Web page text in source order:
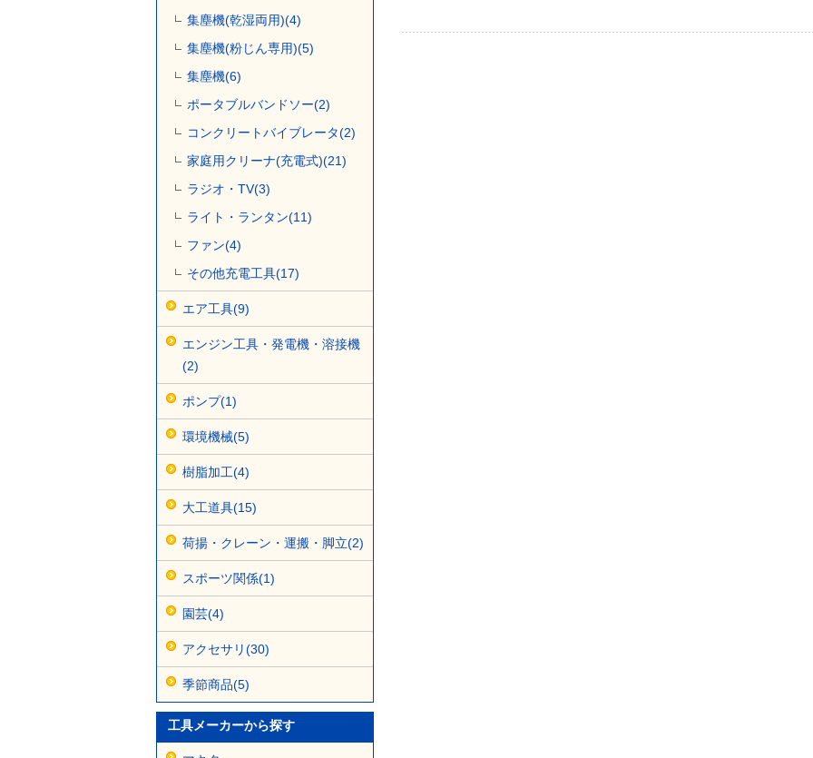
集塵機(乾湿両用)(4)
集塵機(粉じん専用)(5)
集塵機(6)
ポータブルバンドソー(2)
コンクリートバイブレータ(2)
家庭用クリーナ(充電式)(21)
ラジオ・TV(3)
ライト・ランタン(11)
ファン(4)
その他充電工具(17)
エア工具(9)
エンジン工具・発電機・溶接機
(2)
ポンプ(1)
環境機械(5)
樹脂加工(4)
大工道具(15)
荷揚・クレーン・運搬・脚立(2)
スポーツ関係(1)
園芸(4)
アクセサリ(30)
季節商品(5)
工具メーカーから探す